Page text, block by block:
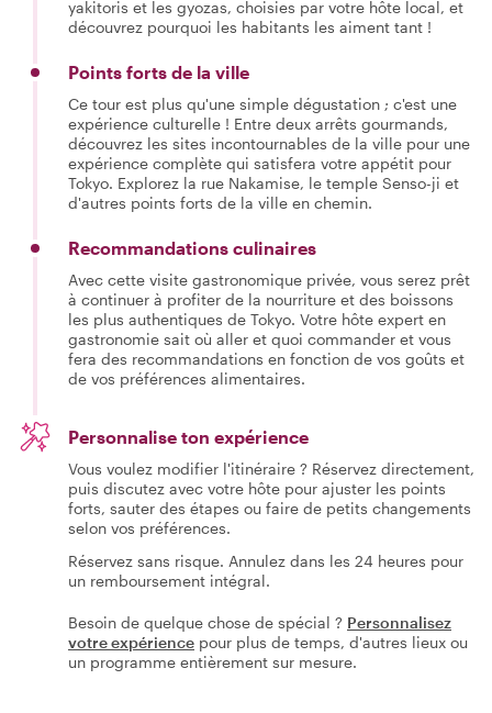
yakitoris et les gyozas, choisies par votre hôte local, et
découvrez pourquoi les habitants les aiment tant !
Points forts de la ville
Ce tour est plus qu'une simple dégustation ; c'est une
expérience culturelle ! Entre deux arrêts gourmands,
découvrez les sites incontournables de la ville pour une
expérience complète qui satisfera votre appétit pour
Tokyo. Explorez la rue Nakamise, le temple Senso-ji et
d'autres points forts de la ville en chemin.
Recommandations culinaires
Avec cette visite gastronomique privée, vous serez prêt
à continuer à profiter de la nourriture et des boissons
les plus authentiques de Tokyo. Votre hôte expert en
gastronomie sait où aller et quoi commander et vous
fera des recommandations en fonction de vos goûts et
de vos préférences alimentaires.
Personnalise ton expérience
Vous voulez modifier l'itinéraire ? Réservez directement,
puis discutez avec votre hôte pour ajuster les points
forts, sauter des étapes ou faire de petits changements
selon vos préférences.
Réservez sans risque. Annulez dans les 24 heures pour
un remboursement intégral.
Besoin de quelque chose de spécial ? Personnalisez
votre expérience pour plus de temps, d'autres lieux ou
un programme entièrement sur mesure.